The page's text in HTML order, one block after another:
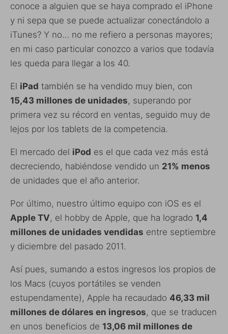
conoce a alguien que se haya comprado el iPhone
y ni sepa que se puede actualizar conectándolo a
iTunes? Y no… no me refiero a personas mayores;
en mi caso particular conozco a varios que todavía
les queda para llegar a los 40.
El iPad también se ha vendido muy bien, con
15,43 millones de unidades, superando por
primera vez su récord en ventas, seguido muy de
lejos por los tablets de la competencia.
El mercado del iPod es el que cada vez más está
decreciendo, habiéndose vendido un 21% menos
de unidades que el año anterior.
Por último, nuestro último equipo con iOS es el
Apple TV, el hobby de Apple, que ha logrado 1,4
millones de unidades vendidas entre septiembre
y diciembre del pasado 2011.
Así pues, sumando a estos ingresos los propios de
los Macs (cuyos portátiles se venden
estupendamente), Apple ha recaudado 46,33 mil
millones de dólares en ingresos, que se traducen
en unos beneficios de 13,06 mil millones de